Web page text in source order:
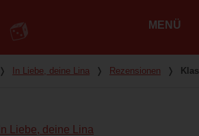
MENÜ
❭ In Liebe, deine Lina ❭ Rezensionen ❭
In Liebe, deine Lina